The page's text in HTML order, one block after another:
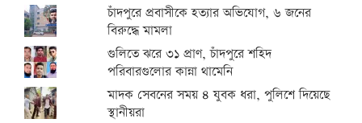
চাঁদপুরে প্রবাসীকে হত্যার অভিযোগ, ৬ জনের
বিরুদ্ধে মামলা
গুলিতে ঝরে ৩১ প্রাণ, চাঁদপুরে শহিদ
পরিবারগুলোর কান্না থামেনি
মাদক সেবনের সময় ৪ যুবক ধরা, পুলিশে দিয়েছে
স্থানীয়রা